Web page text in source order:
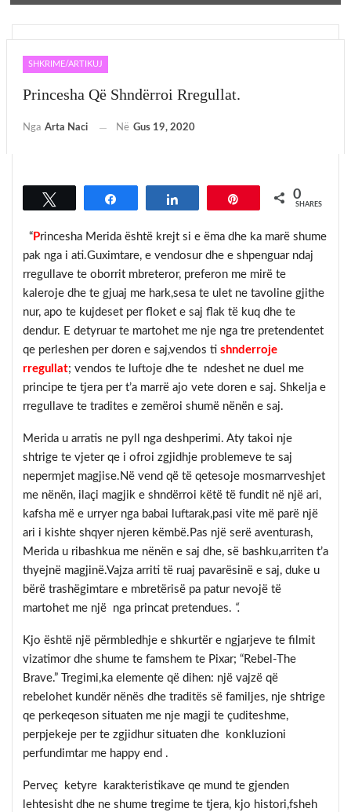
SHKRIME/ARTIKUJ
Princesha Që Shndërroi Rregullat.
Nga Arta Naci Në Gus 19, 2020
0
SHARES
“ Princesha Merida është krejt si e ëma dhe ka marë shume
pak nga i ati.Guximtare, e vendosur dhe e shpenguar ndaj
rregullave te oborrit mbreteror, preferon me mirë te
kaleroje dhe te gjuaj me hark,sesa te ulet ne tavoline gjithe
nur, apo te kujdeset per floket e saj flak të kuq dhe te
dendur. E detyruar te martohet me nje nga tre pretendentet
qe perleshen per doren e saj,vendos ti shnderroje
rregullat; vendos te luftoje dhe te ndeshet ne duel me
principe te tjera per t’a marrë ajo vete doren e saj. Shkelja e
rregullave te tradites e zemëroi shumë nënën e saj.
Merida u arratis ne pyll nga deshperimi. Aty takoi nje
shtrige te vjeter qe i ofroi zgjidhje problemeve te saj
nepermjet magjise.Në vend që të qetesoje mosmarrveshjet
me nënën, ilaçi magjik e shndërroi këtë të fundit në një ari,
kafsha më e urryer nga babai luftarak,pasi vite më parë një
ari i kishte shqyer njeren këmbë.Pas një serë aventurash,
Merida u ribashkua me nënën e saj dhe, së bashku,arriten t’a
thyejnë magjinë.Vajza arriti të ruaj pavarësinë e saj, duke u
bërë trashëgimtare e mbretërisë pa patur nevojë të
martohet me një nga princat pretendues. “.
Kjo është një përmbledhje e shkurtër e ngjarjeve te filmit
vizatimor dhe shume te famshem te Pixar; “Rebel-The
Brave.” Tregimi,ka elemente që dihen: një vajzë që
rebelohet kundër nënës dhe traditës së familjes, nje shtrige
qe perkeqeson situaten me nje magji te çuditeshme,
perpjekeje per te zgjidhur situaten dhe konkluzioni
perfundimtar me happy end .
Perveç ketyre karakteristikave qe mund te gjenden
lehtesisht dhe ne shume tregime te tjera, kjo histori,fsheh